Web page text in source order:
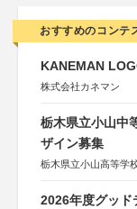
おすすめのコンテ
KANEMAN
株式会社カネマン
栃木県立小山中
ザイン募集
栃木県立小山高等学
2026年度グッド